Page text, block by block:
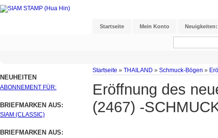
Startseite Mein Konto Neuigkeiten:
Startseite » THAILAND » Schmuck-Bögen »
Eröffnung des
(2467) -
NEUHEITEN
ABONNEMENT FÜR:
BRIEFMARKEN AUS:
SIAM (CLASSIC)
BRIEFMARKEN AUS: